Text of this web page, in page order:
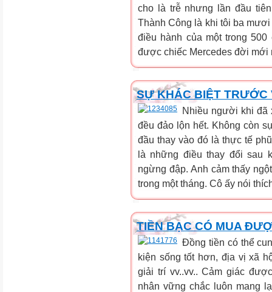
cho là trễ nhưng lần đầu
Thành Công là khi tôi ba
điều hành của một trong
được chiếc Mercedes đời mới
SỰ KHÁC BIỆT
Nhiều người khi đã
đều đảo lộn hết. Không còn
đầu thay vào đó là thực tế
là những điều thay đổi sau
ngừng đập. Anh cảm thấy
trong một tháng. Cô ấy nói
TIỀN BẠC CÓ MUA
Đồng tiền có thể
kiện sống tốt hơn, địa vị xã
giải trí vv..vv.. Cảm giác
nhân vững chắc luôn mang